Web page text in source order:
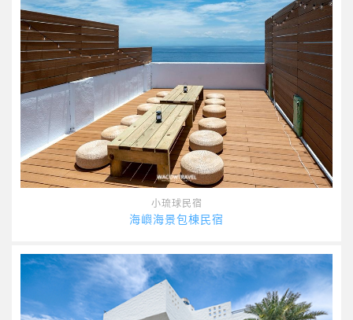
小琉球民宿
海嶼海景包棟民宿